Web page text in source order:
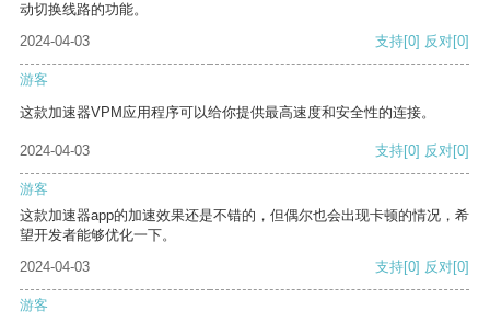
动切换线路的功能。
2024-04-03
支持[0] 反对[0]
游客
这款加速器VPM应用程序可以给你提供最高速度和安全性的连接。
2024-04-03 支持[0] 反对[0]
游客
这款加速器app的加速效果还是不错的，但偶尔也会出现卡顿的情况，希
望开发者能够优化一下。
2024-04-03
支持[0] 反对[0]
游客